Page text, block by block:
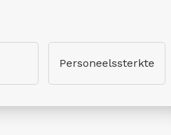
Personeelssterkte